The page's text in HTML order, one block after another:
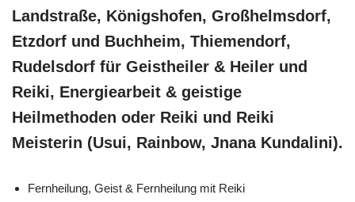
Landstraße, Königshofen, Großhelmsdorf,
Etzdorf und Buchheim, Thiemendorf,
Rudelsdorf für Geistheiler & Heiler und
Reiki, Energiearbeit & geistige
Heilmethoden oder Reiki und Reiki
Meisterin (Usui, Rainbow, Jnana Kundalini).
Fernheilung, Geist & Fernheilung mit Reiki